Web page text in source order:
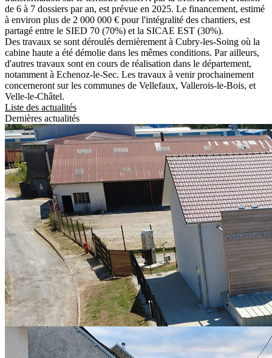
de 6 à 7 dossiers par an, est prévue en 2025. Le financement, estimé
à environ plus de 2 000 000 € pour l'intégralité des chantiers, est
partagé entre le SIED 70 (70%) et la SICAE EST (30%).
Des travaux se sont déroulés dernièrement à Cubry-les-Soing où la
cabine haute a été démolie dans les mêmes conditions. Par ailleurs,
d'autres travaux sont en cours de réalisation dans le département,
notamment à Echenoz-le-Sec. Les travaux à venir prochainement
concerneront sur les communes de Vellefaux, Vallerois-le-Bois, et
Velle-le-Châtel.
Liste des actualités
Dernières actualités
Contrat de Chaleur Renouvelable Territorial
mercredi 29 juillet 2026
CHALEUR RENOUVELABLE : DES AIDES POUR PASSER
À L'ACTION Depuis 2023, le SIED 70 pilote, pour le compte de
l’État et par l’intermédiaire de l’ADEME, le...